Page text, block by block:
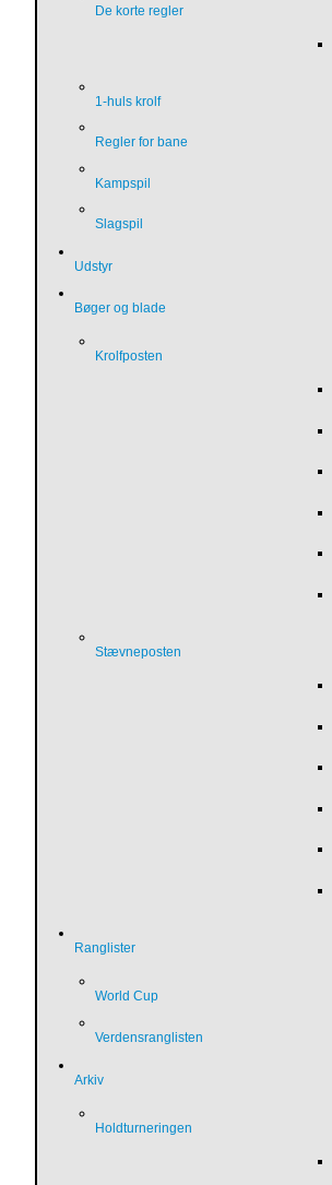
De korte regler
1-huls krolf
Regler for bane
Kampspil
Slagspil
Udstyr
Bøger og blade
Krolfposten
Stævneposten
Ranglister
World Cup
Verdensranglisten
Arkiv
Holdturneringen